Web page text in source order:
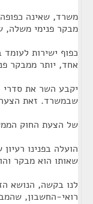
משרד, שאינה
מבקר פנימי משלה,
כפוף ישירות
אחד, יותר ממבקר
יקבע השר את סדרי
שבמשרד. זאת הצעה
של הצעת החוק
הועלה בפנינו
שאותו הוא מבקר
לנו בקשה, הנושא
רואי-החשבון,